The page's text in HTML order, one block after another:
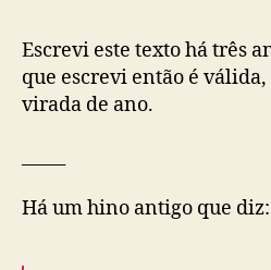
p
o
s
Escrevi este texto há três
que escrevi então é
virada de ano.
Há um hino antigo que diz: